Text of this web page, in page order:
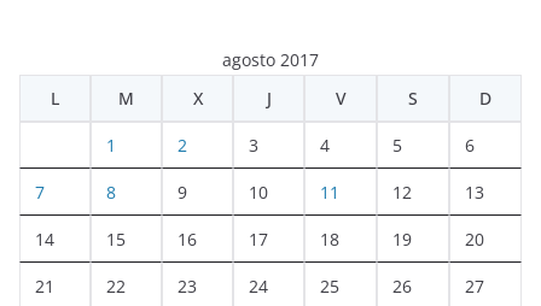
agosto 2017
L
M X J V S D
1 2 3 4 5 6
7 8 9 10 11 12 13
14 15 16 17 18 19 20
21 22 23 24 25 26 27